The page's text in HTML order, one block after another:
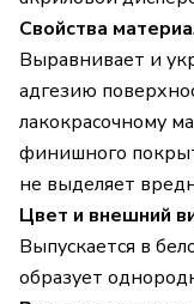
Свойства
Выравнивает и
адгезию
лакокрасочному
финишного
не выделяет
Цвет и внешний
Выпускается в
образует